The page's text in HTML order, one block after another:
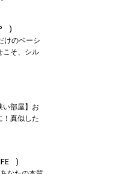
)
けのベーシ
こそ、シル
い部屋】お
！真似した
)